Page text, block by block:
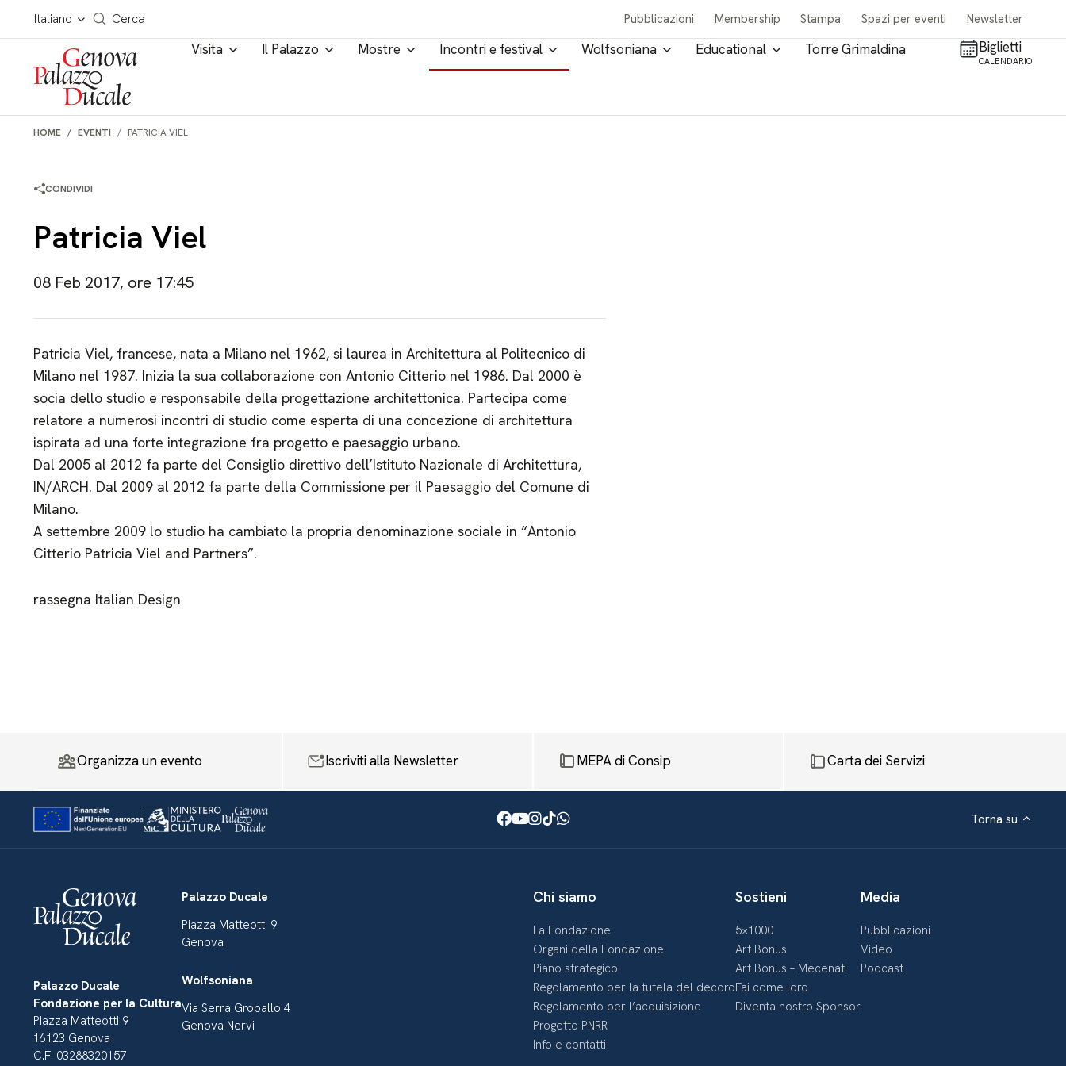
Salta al contenuto
Italiano
Cerca in tutto il sito
Cerca Pubblicazioni Membership Stampa Spazi per eventi Newsletter
Visita Il Palazzo Mostre Incontri e festival Wolfsoniana Educational Torre Grimaldina Biglietti
CALENDARIO
HOME EVENTI PATRICIA VIEL
CONDIVIDI
Patricia Viel
08 Feb 2017, ore 17:45
Patricia Viel, francese, nata a Milano nel 1962, si laurea in Architettura al Politecnico di
Milano nel 1987. Inizia la sua collaborazione con Antonio Citterio nel 1986. Dal 2000 è
socia dello studio e responsabile della progettazione architettonica. Partecipa come
relatore a numerosi incontri di studio come esperta di una concezione di architettura
ispirata ad una forte integrazione fra progetto e paesaggio urbano.
Dal 2005 al 2012 fa parte del Consiglio direttivo dell’Istituto Nazionale di Architettura,
IN/ARCH. Dal 2009 al 2012 fa parte della Commissione per il Paesaggio del Comune di
Milano.
A settembre 2009 lo studio ha cambiato la propria denominazione sociale in “Antonio
Citterio Patricia Viel and Partners”.
rassegna Italian Design
Organizza un evento Iscriviti alla Newsletter MEPA di Consip Carta dei Servizi
Facebook
Youtube
Instagram
TikTok
WhatsApp Torna su
Palazzo Ducale
Fondazione per la Cultura
Piazza Matteotti 9
16123 Genova
C.F. 03288320157
Palazzo Ducale
Piazza Matteotti 9
Genova
Wolfsoniana
Via Serra Gropallo 4
Genova Nervi
Chi siamo
La Fondazione
Organi della Fondazione
Piano strategico
Regolamento per la tutela del decoro
Regolamento per l’acquisizione
Progetto PNRR
Info e contatti
Sostieni
5×1000
Art Bonus
Art Bonus – Mecenati
Fai come loro
Diventa nostro Sponsor
Media
Pubblicazioni
Video
Podcast